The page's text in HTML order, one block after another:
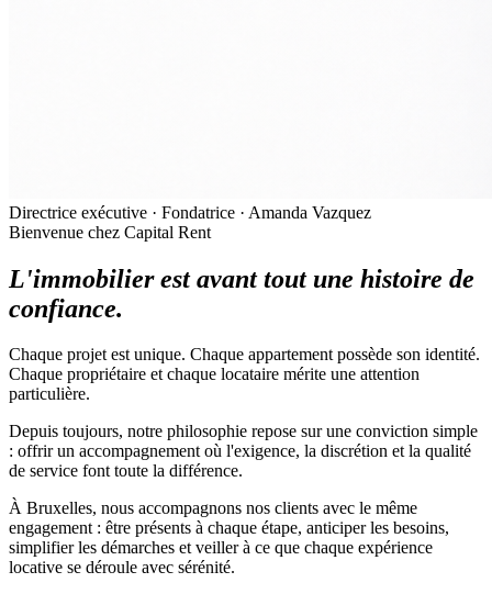
Directrice exécutive · Fondatrice · Amanda Vazquez
Bienvenue chez Capital Rent
L'immobilier est avant tout une histoire de
confiance.
Chaque projet est unique. Chaque appartement possède son identité.
Chaque propriétaire et chaque locataire mérite une attention
particulière.
Depuis toujours, notre philosophie repose sur une conviction simple
: offrir un accompagnement où l'exigence, la discrétion et la qualité
de service font toute la différence.
À Bruxelles, nous accompagnons nos clients avec le même
engagement : être présents à chaque étape, anticiper les besoins,
simplifier les démarches et veiller à ce que chaque expérience
locative se déroule avec sérénité.